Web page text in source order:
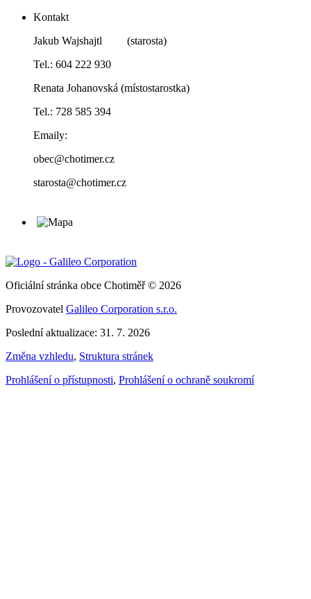
Kontakt
Jakub Wajshajtl (starosta)
Tel.: 604 222 930
Renata Johanovská (místostarostka)
Tel.: 728 585 394
Emaily:
obec@chotimer.cz
starosta@chotimer.cz
Oficiální stránka obce Chotiměř © 2026
Provozovatel Galileo Corporation s.r.o.
Poslední aktualizace: 31. 7. 2026
Změna vzhledu, Struktura stránek
Prohlášení o přístupnosti, Prohlášení o ochraně soukromí